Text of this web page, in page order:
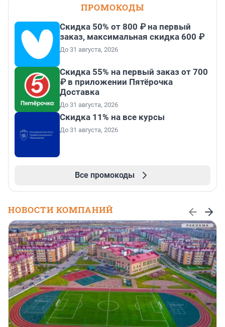
ПРОМОКОДЫ
Скидка 50% от 800 ₽ на первый
заказ, максимальная скидка 600 ₽
До 31 августа, 2026
Скидка 55% на первый заказ от 700
₽ в приложении Пятёрочка
Доставка
До 31 августа, 2026
Скидка 11% на все курсы
До 31 августа, 2026
Все промокоды
НОВОСТИ КОМПАНИЙ